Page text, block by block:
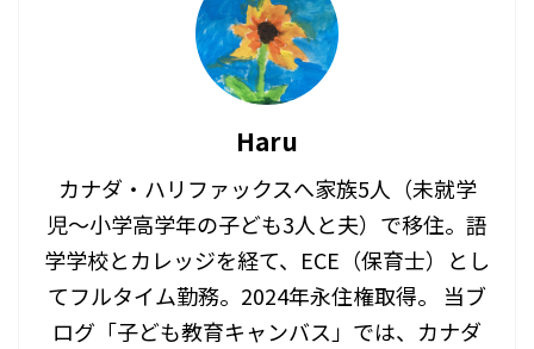
Haru
カナダ・ハリファックスへ家族5人（未就学
児〜小学高学年の子ども3人と夫）で移住。語
学学校とカレッジを経て、ECE（保育士）とし
てフルタイム勤務。2024年永住権取得。 当ブ
ログ「子ども教育キャンバス」では、カナダ